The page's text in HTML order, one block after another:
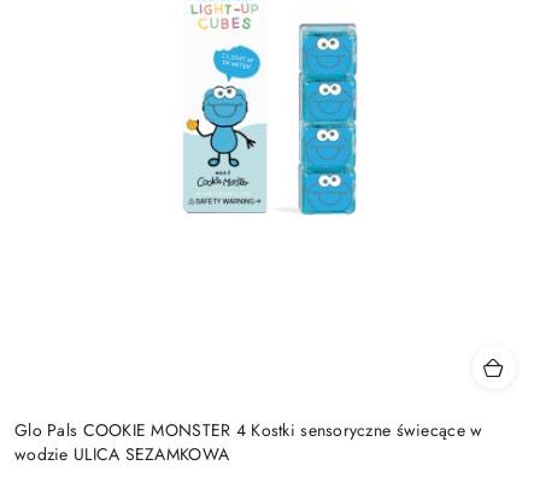
Glo Pals COOKIE MONSTER 4 Kostki sensoryczne świecące w
wodzie ULICA SEZAMKOWA